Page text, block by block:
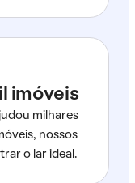
imóveis
milhares
nossos
o lar ideal.